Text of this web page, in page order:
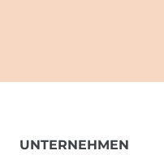
UNTERNEHMEN